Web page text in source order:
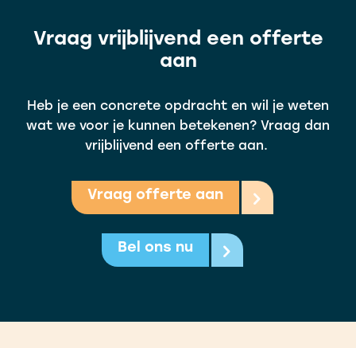
Vraag vrijblijvend een offerte
aan
Heb je een concrete opdracht en wil je weten
wat we voor je kunnen betekenen? Vraag dan
vrijblijvend een offerte aan.
Vraag offerte aan
Bel ons nu